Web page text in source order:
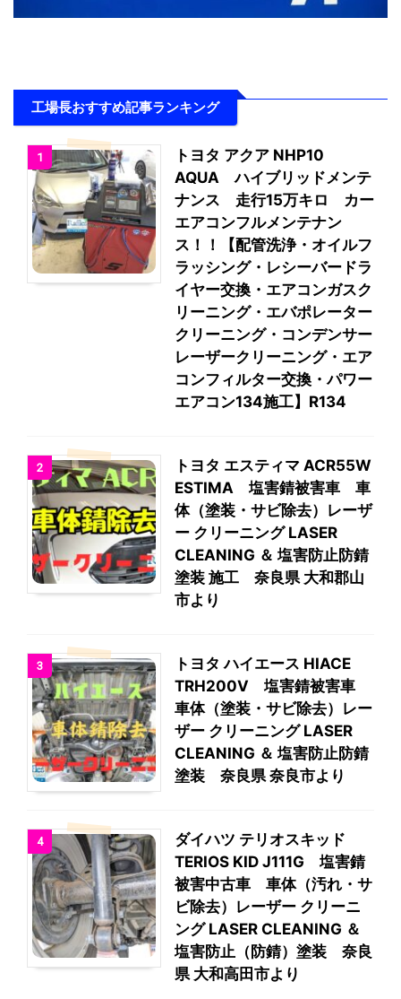
工場長おすすめ記事ランキング
1
トヨタ アクア NHP10
AQUA ハイブリッドメンテ
ナンス 走行15万キロ カー
エアコンフルメンテナン
ス！！【配管洗浄・オイルフ
ラッシング・レシーバードラ
イヤー交換・エアコンガスク
リーニング・エバポレーター
クリーニング・コンデンサー
レーザークリーニング・エア
コンフィルター交換・パワー
エアコン134施工】R134
2
トヨタ エスティマ ACR55W
ESTIMA 塩害錆被害車 車
体（塗装・サビ除去）レーザ
ー クリーニング LASER
CLEANING ＆ 塩害防止防錆
塗装 施工 奈良県 大和郡山
市より
3
トヨタ ハイエース HIACE
TRH200V 塩害錆被害車
車体（塗装・サビ除去）レー
ザー クリーニング LASER
CLEANING ＆ 塩害防止防錆
塗装 奈良県 奈良市より
4
ダイハツ テリオスキッド
TERIOS KID J111G 塩害錆
被害中古車 車体（汚れ・サ
ビ除去）レーザー クリーニ
ング LASER CLEANING ＆
塩害防止（防錆）塗装 奈良
県 大和高田市より